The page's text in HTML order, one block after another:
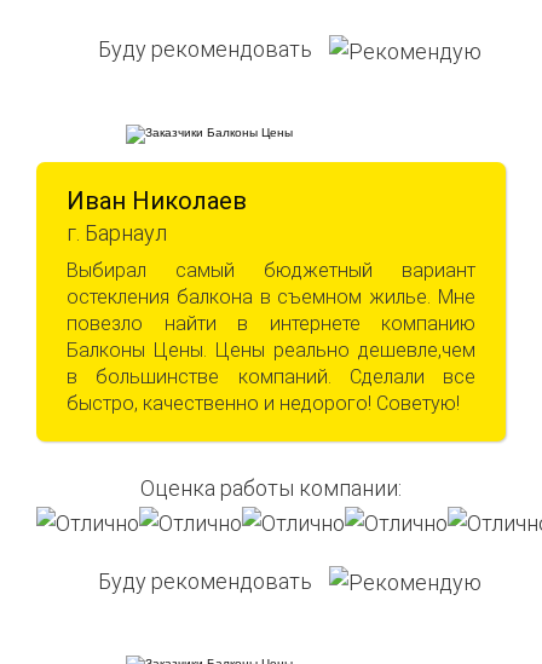
Буду рекомендовать
Иван Николаев
г. Барнаул
Выбирал самый бюджетный вариант
остекления балкона в съемном жилье. Мне
повезло найти в интернете компанию
Балконы Цены. Цены реально дешевле,чем
в большинстве компаний. Сделали все
быстро, качественно и недорого! Советую!
Оценка работы компании:
Буду рекомендовать